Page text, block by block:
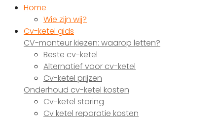
Home
Wie zijn wij?
Cv-ketel gids
CV-monteur kiezen: waarop letten?
Beste cv-ketel
Alternatief voor cv-ketel
Cv-ketel prijzen
Onderhoud cv-ketel kosten
Cv-ketel storing
Cv ketel reparatie kosten